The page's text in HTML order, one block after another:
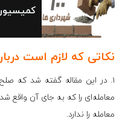
نکاتی که لازم است
۱. در این مقاله گفته شد که
معامله‌ای را که به جای آن واقع
معامله را ندارد.